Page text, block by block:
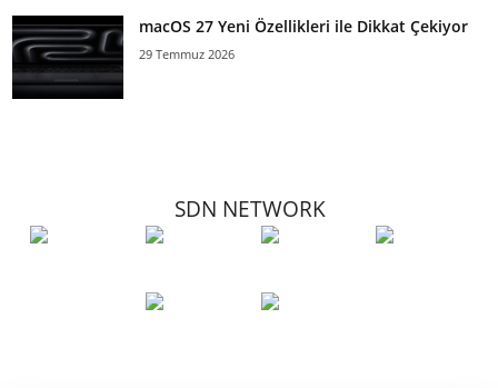
macOS 27 Yeni Özellikleri ile Dikkat Çekiyor
29 Temmuz 2026
SDN NETWORK